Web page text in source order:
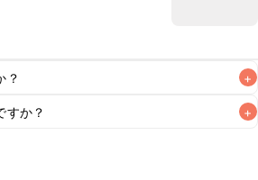
？ +
すか？ +
が目安です。なるべくお早めにお召